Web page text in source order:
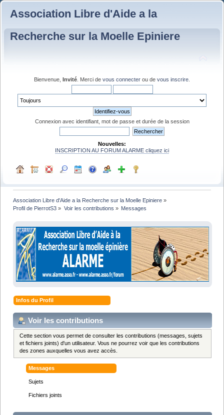
Association Libre d'Aide a la
Recherche sur la Moelle Epiniere
Bienvenue, Invité . Merci de vous connecter ou de vous inscrire
Connexion avec identifiant, mot de passe et durée de la session
Nouvelles:
INSCRIPTION AU FORUM ALARME cliquez ici
Association Libre d'Aide a la Recherche sur la Moelle Epiniere »
Profil de PierrotS3 » Voir les contributions » Messages
Infos du Profil
Voir les contributions
Cette section vous permet de consulter les contributions (messages, sujets
et fichiers joints) d'un utilisateur. Vous ne pourrez voir que les contributions
des zones auxquelles vous avez accès.
Messages
Sujets
Fichiers joints